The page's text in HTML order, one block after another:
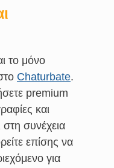
το μόνο
Chaturbate.
premium
και
στη συνέχεια
επίσης να
για